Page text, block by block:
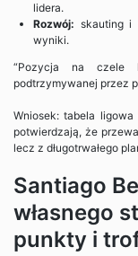
lidera.
Rozwój: skauting i
wyniki.
“Pozycja na czele
podtrzymywanej przez
Wniosek: tabela
potwierdzają, że
lecz z długotrwałego
Santiago
własnego
punkty i